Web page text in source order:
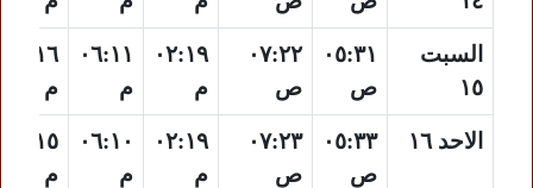
السبت
١٥
٠٥:٣١
ص
٠٧:٢٢
ص
٠٢:١٩
م
٠٦:١١
م
٠٩:١٦
م
الاحد ١٦
٠٥:٣٣
ص
٠٧:٢٣
ص
٠٢:١٩
م
٠٦:١٠
م
٠٩:١٥
م